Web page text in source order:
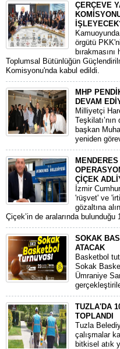
ÇERÇEVE
örgütü
Toplumsal Bütünlüğün
Komisyonu'nda kabul edildi.
MHP
DEVAM
​Milliyetçi
başkan
yeniden
ÇİÇEK
​İzmir
'rüşvet' ve
gözaltına
Çiçek’in de aralarında
SOKAK
ATACAK
Basketbol
Sokak
Ümraniye
TUZLA'DA
TOPLANDI
Tuzla
çalışmalar
bitkisel atık